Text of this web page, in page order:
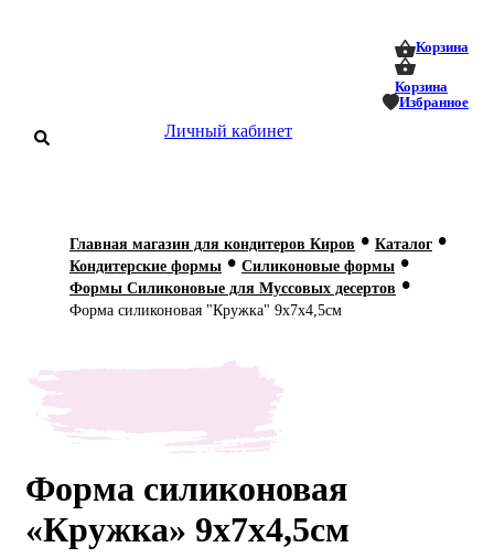
Корзина
Корзина
Избранное
Личный кабинет
О нас
Мастер-
классы
Главная магазин для кондитеров Киров • Каталог •
Кондитерские формы • Силиконовые формы •
Формы Силиконовые для Муссовых десертов •
Форма силиконовая "Кружка" 9х7х4,5см
Форма силиконовая
«Кружка» 9х7х4,5см